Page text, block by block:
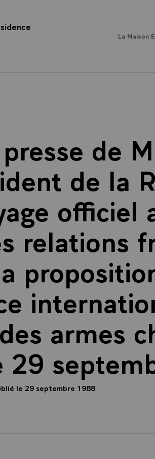
La Maison
de
de la
officiel
relations
armes
29
le 29 septembre 1988